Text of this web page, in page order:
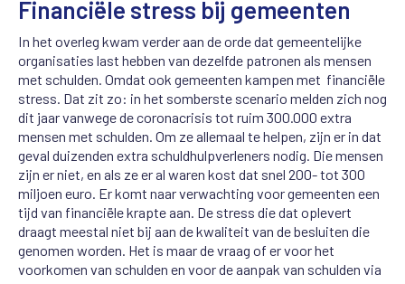
Financiële stress bij gemeenten
In het overleg kwam verder aan de orde dat gemeentelijke
organisaties last hebben van dezelfde patronen als mensen
met schulden. Omdat ook gemeenten kampen met financiële
stress. Dat zit zo: in het somberste scenario melden zich nog
dit jaar vanwege de coronacrisis tot ruim 300.000 extra
mensen met schulden. Om ze allemaal te helpen, zijn er in dat
geval duizenden extra schuldhulpverleners nodig. Die mensen
zijn er niet, en als ze er al waren kost dat snel 200- tot 300
miljoen euro. Er komt naar verwachting voor gemeenten een
tijd van financiële krapte aan. De stress die dat oplevert
draagt meestal niet bij aan de kwaliteit van de besluiten die
genomen worden. Het is maar de vraag of er voor het
voorkomen van schulden en voor de aanpak van schulden via